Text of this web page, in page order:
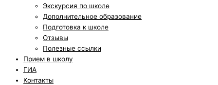
Экскурсия по школе
Дополнительное образование
Подготовка к школе
Отзывы
Полезные ссылки
Прием в школу
ГИА
Контакты